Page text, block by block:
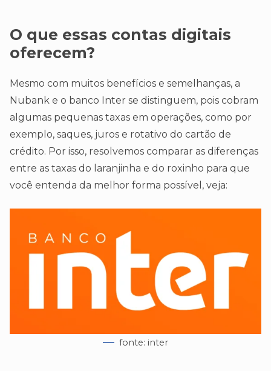
O que essas contas digitais
oferecem?
Mesmo com muitos benefícios e semelhanças, a
Nubank e o banco Inter se distinguem, pois cobram
algumas pequenas taxas em operações, como por
exemplo, saques, juros e rotativo do cartão de
crédito. Por isso, resolvemos comparar as diferenças
entre as taxas do laranjinha e do roxinho para que
você entenda da melhor forma possível, veja:
fonte: inter